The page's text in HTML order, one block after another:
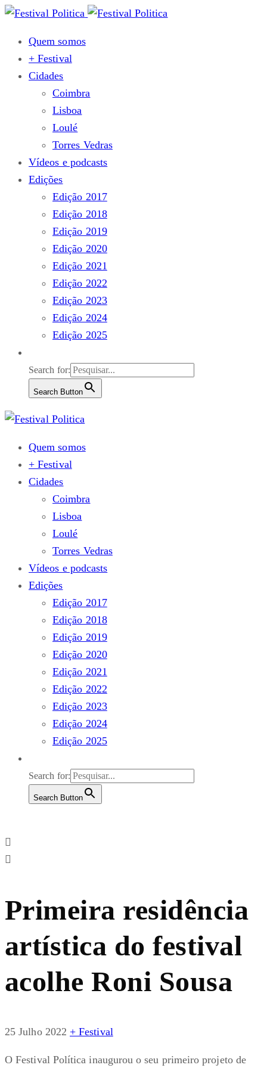
Quem somos
+ Festival
Cidades
Coimbra
Lisboa
Loulé
Torres Vedras
Vídeos e podcasts
Edições
Edição 2017
Edição 2018
Edição 2019
Edição 2020
Edição 2021
Edição 2022
Edição 2023
Edição 2024
Edição 2025
Search for:
Search Button
Quem somos
+ Festival
Cidades
Coimbra
Lisboa
Loulé
Torres Vedras
Vídeos e podcasts
Edições
Edição 2017
Edição 2018
Edição 2019
Edição 2020
Edição 2021
Edição 2022
Edição 2023
Edição 2024
Edição 2025
Search for:
Search Button
Primeira residência
artística do festival
acolhe Roni Sousa
25 Julho 2022 + Festival
O Festival Política inaugurou o seu primeiro projeto de